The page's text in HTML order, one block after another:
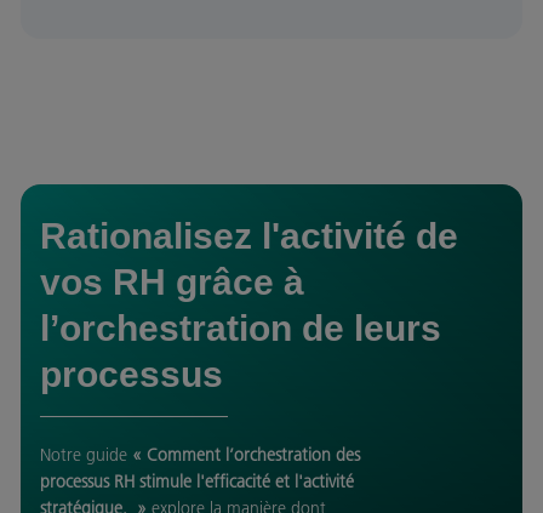
Rationalisez l'activité de
vos RH grâce à
l’orchestration de leurs
processus
Notre guide « Comment l’orchestration des
processus RH stimule l'efficacité et l'activité